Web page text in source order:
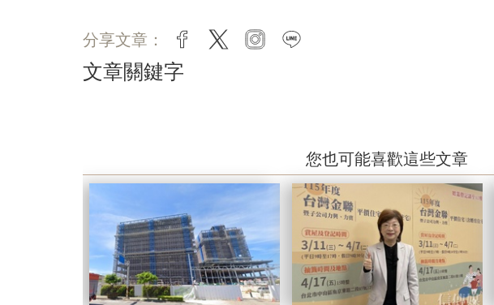
分享文章： facebook
twitter instagram
文章關鍵字
您也可能喜歡這些文章